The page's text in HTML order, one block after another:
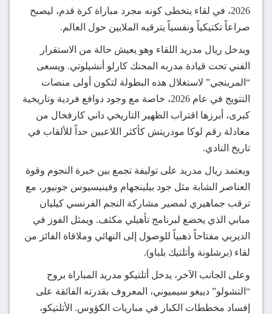
2026، في لقاء يتخطى كونه مجرد مباراة كرة قدم، ليصبح
صراعاً تكتيكياً ونفسياً يترقبه الملايين حول العالم.
ويدخل ريال مدريد اللقاء وهو يعيش حالة من الاستقرار
الفني تحت قيادة مدربه المحنك كارلو أنشيلوتي. ويسعى
“المرينجي” لاستغلال هذه البطولة لتكون أولى منصات
التتويج في عام 2026، خاصة مع وجود دوافع فردية وتاريخية
كبرى، أبرزها اقتراب الظهير التاريخي داني كارفخال من
معادلة رقم لوكا مودريتش كأكثر اللاعبين حداً للألقاب في
تاريخ النادي.
ويعتمد ريال مدريد على توليفة تجمع بين خبرة النجوم وقوة
العناصر الشابة مثل جود بيلينجهام وفينيسيوس جونيور، مع
ترقب جماهيري لمصير مشاركة النجم الفرنسي كيليان
مبابي الذي يخضع لبرنامج تأهيلي مكثف. ويمثل الفوز في
الديربي مفتاحاً ذهبياً للوصول إلى النهائي وملاقاة الفائز من
لقاء (برشلونة وأتلتيك بلباو).
وعلى الجانب الآخر، يدخل أتلتيكو مدريد المباراة بروح
“التشولو” دييغو سيميوني، المعروف بقدرته الفائقة على
إفساد مخططات الكبار في مباريات الكؤوس. الأتلتيكو،